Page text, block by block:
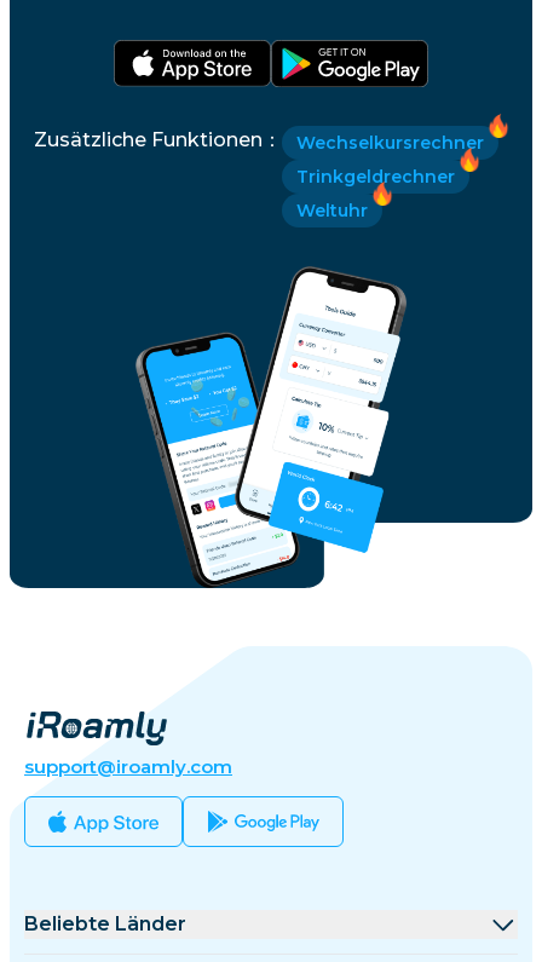
Zusätzliche Funktionen ：
Wechselkursrechner
Trinkgeldrechner
Weltuhr
support@iroamly.com
Beliebte Länder